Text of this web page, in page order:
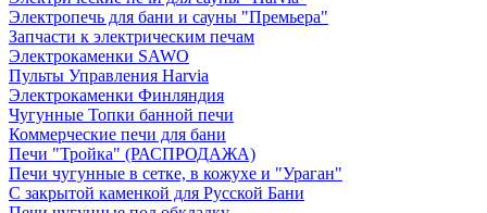
Электропечь для бани и сауны "Премьера"
Запчасти к электрическим печам
Электрокаменки SAWO
Пульты Управления Harvia
Электрокаменки Финляндия
Чугунные Топки банной печи
Коммерческие печи для бани
Печи "Тройка" (РАСПРОДАЖА)
Печи чугунные в сетке, в кожухе и "Ураган"
С закрытой каменкой для Русской Бани